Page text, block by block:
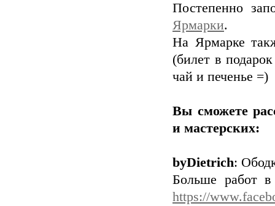
Постепенно
Ярмарки.
На Ярмарке
(билет в
чай и печенье =)
Вы сможете
и мастерских:
byDietrich:
Больше работ
https://